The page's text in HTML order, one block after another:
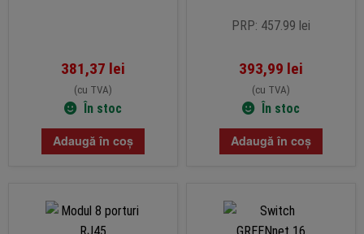
381,37 lei
(cu TVA)
În stoc
Adaugă în coș
PRP: 457.99 lei
393,99 lei
(cu TVA)
În stoc
Adaugă în coș